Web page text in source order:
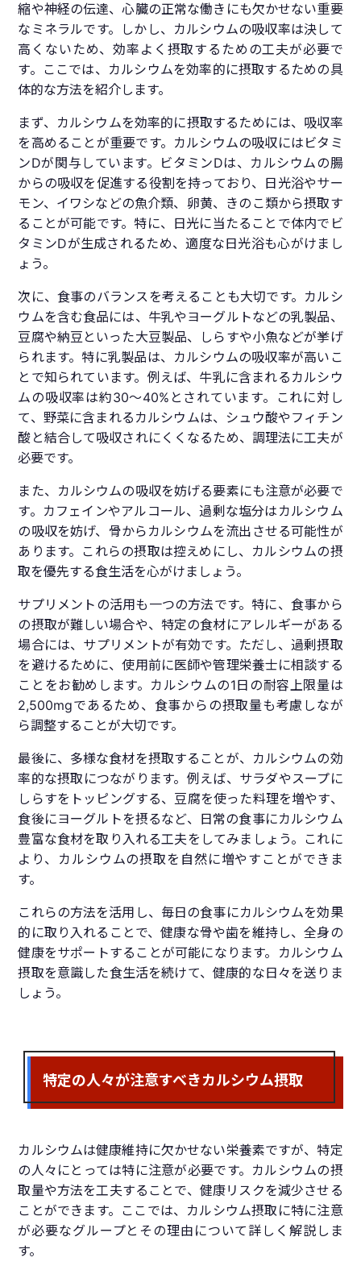
縮や神経の伝達、心臓の正常な働きにも欠かせない重要
なミネラルです。しかし、カルシウムの吸収率は決して
高くないため、効率よく摂取するための工夫が必要で
す。ここでは、カルシウムを効率的に摂取するための具
体的な方法を紹介します。
まず、カルシウムを効率的に摂取するためには、吸収率
を高めることが重要です。カルシウムの吸収にはビタミ
ンDが関与しています。ビタミンDは、カルシウムの腸
からの吸収を促進する役割を持っており、日光浴やサー
モン、イワシなどの魚介類、卵黄、きのこ類から摂取す
ることが可能です。特に、日光に当たることで体内でビ
タミンDが生成されるため、適度な日光浴も心がけまし
ょう。
次に、食事のバランスを考えることも大切です。カルシ
ウムを含む食品には、牛乳やヨーグルトなどの乳製品、
豆腐や納豆といった大豆製品、しらすや小魚などが挙げ
られます。特に乳製品は、カルシウムの吸収率が高いこ
とで知られています。例えば、牛乳に含まれるカルシウ
ムの吸収率は約30〜40%とされています。これに対し
て、野菜に含まれるカルシウムは、シュウ酸やフィチン
酸と結合して吸収されにくくなるため、調理法に工夫が
必要です。
また、カルシウムの吸収を妨げる要素にも注意が必要で
す。カフェインやアルコール、過剰な塩分はカルシウム
の吸収を妨げ、骨からカルシウムを流出させる可能性が
あります。これらの摂取は控えめにし、カルシウムの摂
取を優先する食生活を心がけましょう。
サプリメントの活用も一つの方法です。特に、食事から
の摂取が難しい場合や、特定の食材にアレルギーがある
場合には、サプリメントが有効です。ただし、過剰摂取
を避けるために、使用前に医師や管理栄養士に相談する
ことをお勧めします。カルシウムの1日の耐容上限量は
2,500mgであるため、食事からの摂取量も考慮しなが
ら調整することが大切です。
最後に、多様な食材を摂取することが、カルシウムの効
率的な摂取につながります。例えば、サラダやスープに
しらすをトッピングする、豆腐を使った料理を増やす、
食後にヨーグルトを摂るなど、日常の食事にカルシウム
豊富な食材を取り入れる工夫をしてみましょう。これに
より、カルシウムの摂取を自然に増やすことができま
す。
これらの方法を活用し、毎日の食事にカルシウムを効果
的に取り入れることで、健康な骨や歯を維持し、全身の
健康をサポートすることが可能になります。カルシウム
摂取を意識した食生活を続けて、健康的な日々を送りま
しょう。
特定の人々が注意すべきカルシウム摂取
カルシウムは健康維持に欠かせない栄養素ですが、特定
の人々にとっては特に注意が必要です。カルシウムの摂
取量や方法を工夫することで、健康リスクを減少させる
ことができます。ここでは、カルシウム摂取に特に注意
が必要なグループとその理由について詳しく解説しま
す。